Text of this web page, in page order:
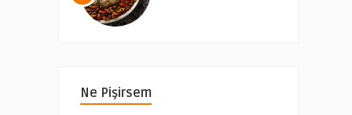
Ne Pişirsem